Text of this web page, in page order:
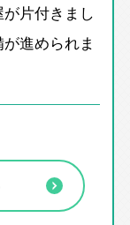
片付きまし
進められま